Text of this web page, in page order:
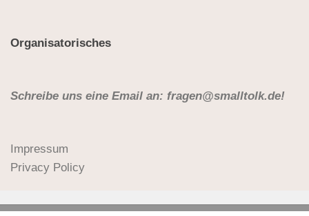
Organisatorisches
Schreibe uns eine Email an: fragen@smalltolk.de!
Impressum
Privacy Policy